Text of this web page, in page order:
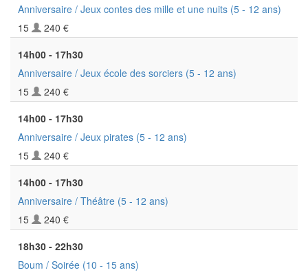
Anniversaire / Jeux contes des mille et une nuits (5 - 12 ans)
15
240 €
14h00 - 17h30
Anniversaire / Jeux école des sorciers (5 - 12 ans)
15
240 €
14h00 - 17h30
Anniversaire / Jeux pirates (5 - 12 ans)
15
240 €
14h00 - 17h30
Anniversaire / Théâtre (5 - 12 ans)
15
240 €
18h30 - 22h30
Boum / Soirée (10 - 15 ans)